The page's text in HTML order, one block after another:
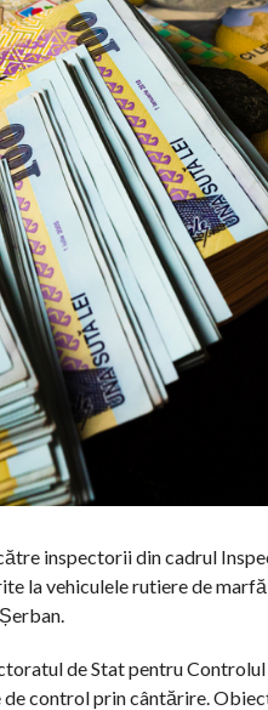
inspectorii din cadrul
la vehiculele rutiere de
de Stat pentru
control prin cântărire.